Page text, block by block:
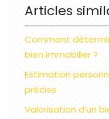
Articles
Comment
bien immobilier ?
Estimation
précise
Valorisation d’un